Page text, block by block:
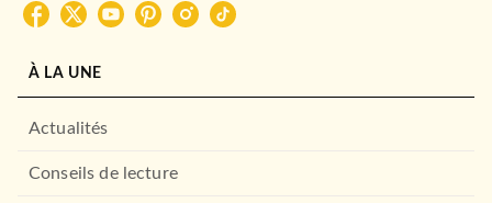
La salle des meurtres
FAYARD
À LA UNE
Actualités
Conseils de lecture